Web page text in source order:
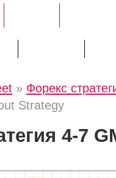
» Форекс
Strategy
4-7